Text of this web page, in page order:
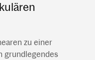
zu einer
grundlegendes